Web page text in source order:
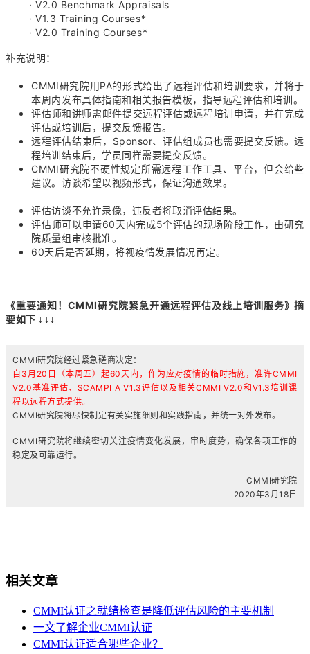
· V2.0 Benchmark Appraisals
· V1.3 Training Courses*
· V2.0 Training Courses*
补充说明：
CMMI研究院用PA的形式给出了远程评估和培训要求，并将于
本周内发布具体指南和相关报告模板，指导远程评估和培训。
评估师和讲师需邮件提交远程评估或远程培训申请，并在完成
评估或培训后，提交反馈报告。
远程评估结束后，Sponsor、评估组成员也需要提交反馈。远
程培训结束后，学员同样需要提交反馈。
CMMI研究院不硬性规定所需远程工作工具、平台，但会给些
建议。访谈希望以视频形式，保证沟通效果。
评估访谈不允许录像，违反者将取消评估结果。
评估师可以申请60天内完成5个评估的现场阶段工作，由研究
院质量组审核批准。
60天后是否延期，将视疫情发展情况再定。
《重要通知！ CMMI研究院紧急开通远程评估及线上培训服务》摘
要如下 ↓↓↓
CMMI研究院经过紧急磋商决定：
自3月20日（本周五）起60天内，作为应对疫情的临时措施，准许CMMI
V2.0基准评估、SCAMPI A V1.3评估以及相关CMMI V2.0和V1.3培训课
程以远程方式提供。
CMMI研究院将尽快制定有关实施细则和实践指南，并统一对外发布。
CMMI研究院将继续密切关注疫情变化发展，审时度势，确保各项工作的
稳定及可靠运行。
CMMI研究院
2020年3月18日
相关文章
CMMI认证之就绪检查是降低评估风险的主要机制
一文了解企业CMMI认证
CMMI认证适合哪些企业？